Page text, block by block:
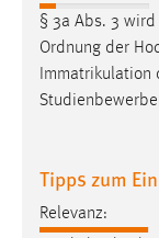
§ 3a Abs. 3
Ordnung der
Tipps zum
Relevanz: